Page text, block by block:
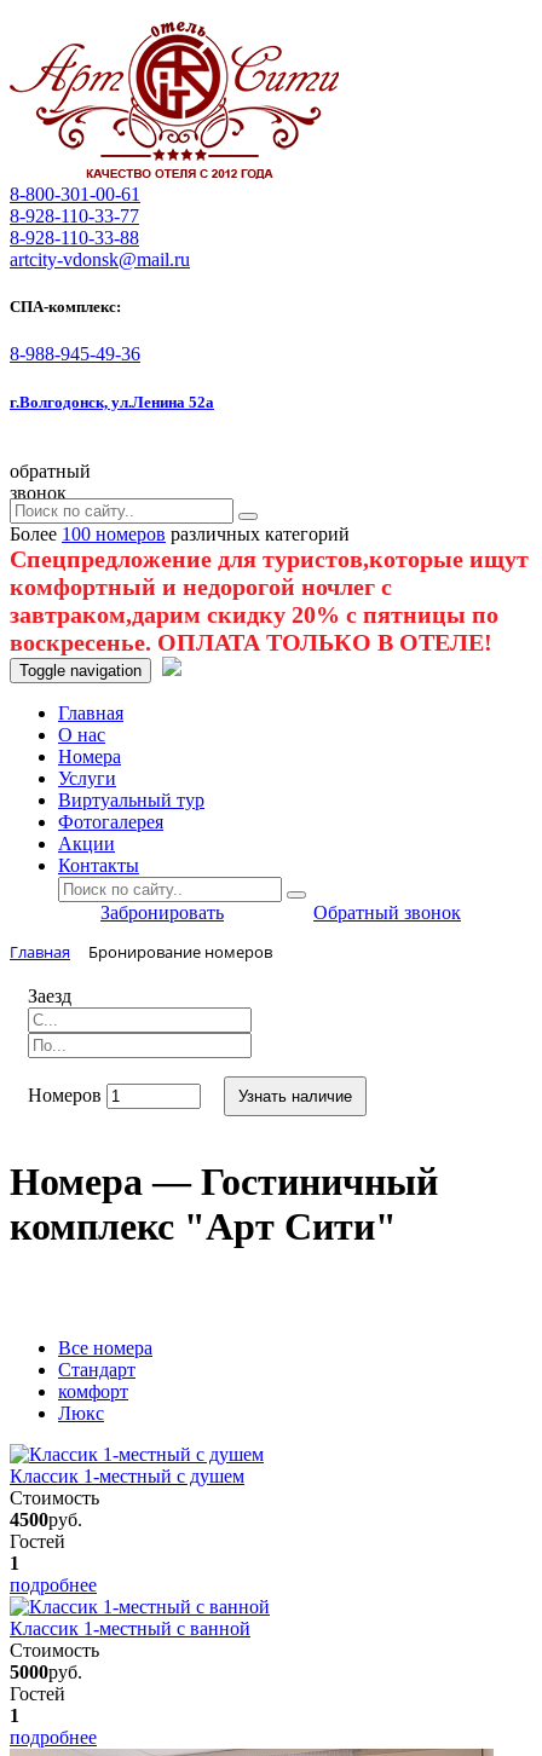
8-800-301-00-61
8-928-110-33-77
8-928-110-33-88
artcity-vdonsk@mail.ru
СПА-комплекс:
8-988-945-49-36
г.Волгодонск, ул.Ленина 52а
обратный
звонок
Более 100 номеров различных категорий
Спецпредложение для туристов,которые ищут
комфортный и недорогой ночлег с
завтраком,дарим скидку 20% с пятницы по
воскресенье. ОПЛАТА ТОЛЬКО В ОТЕЛЕ!
Toggle navigation
Главная
O нас
Номера
Услуги
Виртуальный тур
Фотогалерея
Акции
Контакты
Забронировать Обратный звонок
Главная Бронирование номеров
Заезд
Номеров Узнать наличие
Номера — Гостиничный
комплекс "Арт Сити"
Вcе номера
Стандарт
комфорт
Люкс
Классик 1-местный с душем
Стоимость
4500руб.
Гостей
1
подробнее
Классик 1-местный с ванной
Стоимость
5000руб.
Гостей
1
подробнее